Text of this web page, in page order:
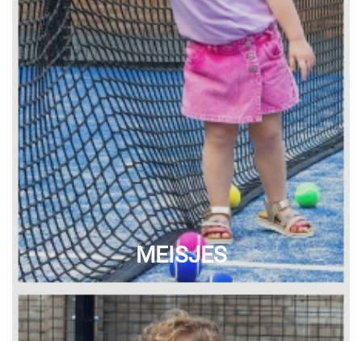
MEISJES